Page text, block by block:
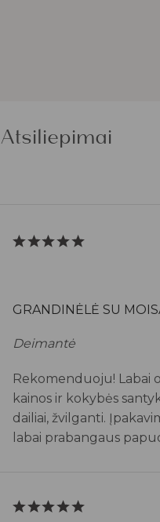
Atsiliepimai
GRANDINĖLĖ SU
Deimantė
Rekomenduoju! Labai
kainos ir kokybės
dailiai, žvilganti.
labai prabangaus